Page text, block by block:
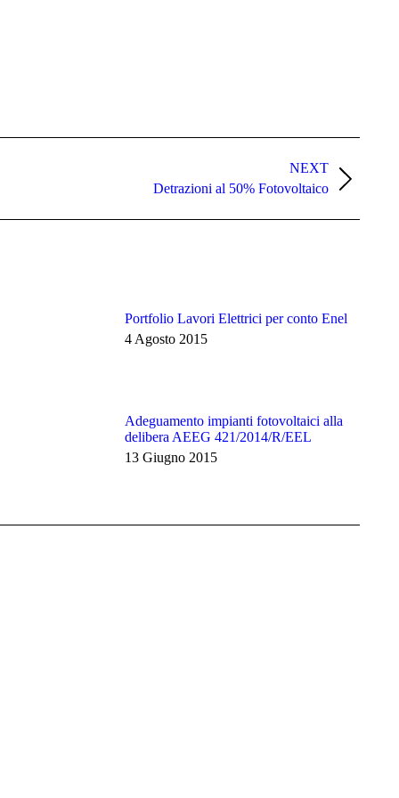
NEXT
Detrazioni al 50% Fotovoltaico
Portfolio Lavori Elettrici per conto Enel
4 Agosto 2015
Adeguamento impianti fotovoltaici alla
delibera AEEG 421/2014/R/EEL
13 Giugno 2015